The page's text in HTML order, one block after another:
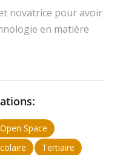
novatrice pour avoir
en matière
Open Space
Tertiaire